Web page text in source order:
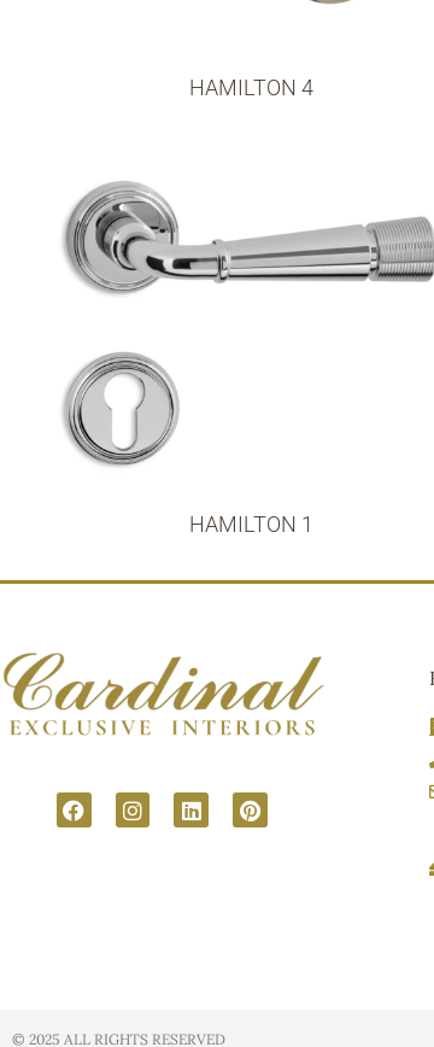
HAMILTON 4
HAMILTON 1
© 2025 ALL RIGHTS RESERVED​